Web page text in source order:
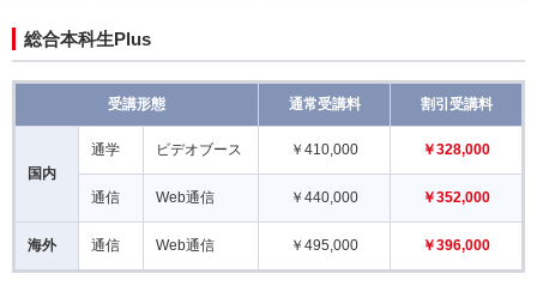
総合本科生Plus
受講形態 通常受講料 割引受講料
国内
通学 ビデオブース ￥410,000 ￥328,000
通信 Web通信 ￥440,000 ￥352,000
海外 通信 Web通信 ￥495,000 ￥396,000